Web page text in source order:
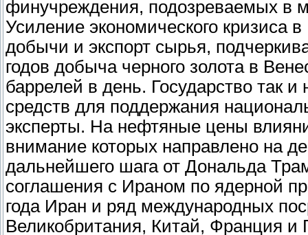
финучреждения, подозреваемых в
Усиление экономического кризиса
добычи и экспорт сырья,
годов добыча черного золота в
баррелей в день. Государство так и
средств для поддержания
эксперты. На нефтяные цены
внимание которых направлено на
дальнейшего шага от Дональда
соглашения с Ираном по ядерной
года Иран и ряд международных
Великобритания, Китай, Франция и